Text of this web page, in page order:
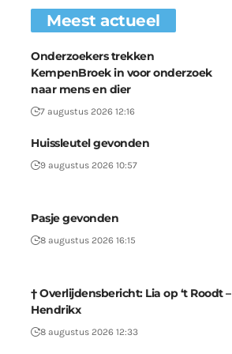
Meest actueel
Onderzoekers trekken
KempenBroek in voor onderzoek
naar mens en dier
7 augustus 2026 12:16
Huissleutel gevonden
9 augustus 2026 10:57
Pasje gevonden
8 augustus 2026 16:15
† Overlijdensbericht: Lia op ‘t Roodt –
Hendrikx
8 augustus 2026 12:33